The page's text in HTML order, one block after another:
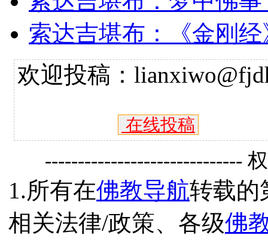
索达吉堪布：《金刚
欢迎投稿：
在线投稿
------------------------------
1.所有在佛教导航转载的
相关法律/政策、各级佛